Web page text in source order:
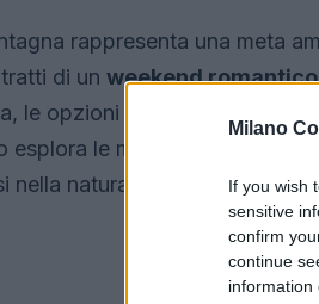
Milano
If you wish
sensitive
confirm
continue
information
rappresenta una meta
di un weekend romantico
le opzioni per
esplora le migliori
nella natura.